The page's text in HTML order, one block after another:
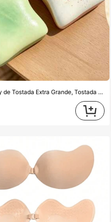
Juguete Squishy de Tostada Extra Grande, Tostada de Mantequilla Super Suave Juguete Anti-Estrés para Apretar, Disponible en Rosa, Amarillo, Blanco y Verde, Juguete Squishy Anti-Estrés -- Perfecto para Regalos de Cumpleaños y Festivos, Pequeños Regalos Sorpresa Diarios, Kawaii, Elevador del Ánimo